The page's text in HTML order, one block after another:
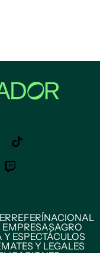
REFERÍNACIONAL
AGRO
Y ESPECTÁCULOS
Y LEGALES